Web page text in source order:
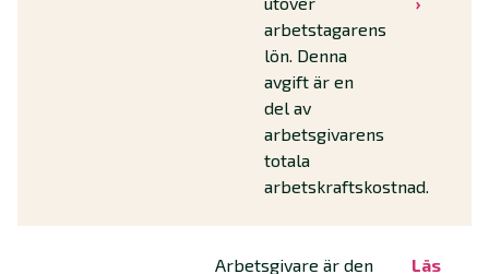
arbetstagarens
lön. Denna
avgift är en
del av
arbetsgivarens
totala
arbetskraftskostnad.
Arbetsgivare är den
Läs